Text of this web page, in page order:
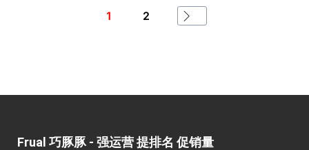
1 2
Frual 巧豚豚 - 强运营 提排名 促销量​